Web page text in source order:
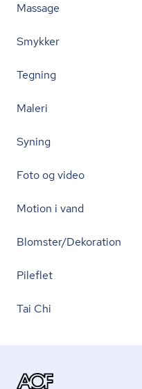
Massage
Smykker
Tegning
Maleri
Syning
Foto og video
Motion i vand
Blomster/Dekoration
Pileflet
Tai Chi